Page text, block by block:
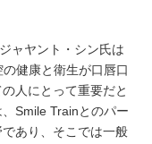
ャヤント・シン氏は
健康と衛生が口唇口
人にとって重要だと
Smile Trainとのパー
あり、そこでは一般